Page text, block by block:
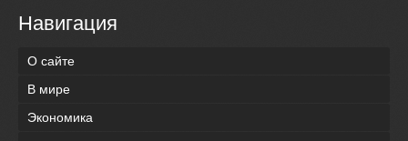
Навигация
О сайте
В мире
Экономика